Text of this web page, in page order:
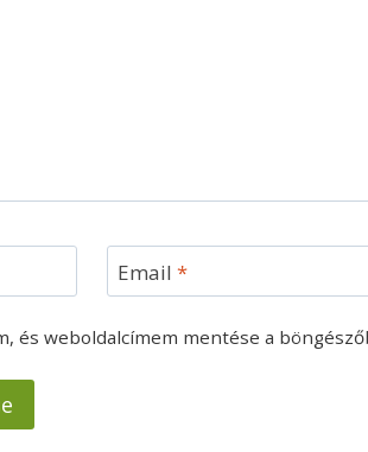
Email *
és weboldalcímem mentése a